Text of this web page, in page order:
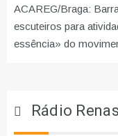
ACAREG/Braga:
escuteiros para
essência» do
Rádio